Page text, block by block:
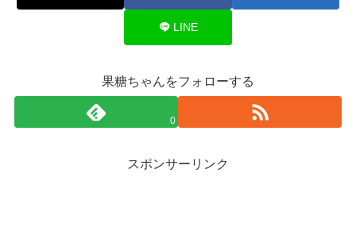
LINE
果糖ちゃんをフォローする
0
スポンサーリンク